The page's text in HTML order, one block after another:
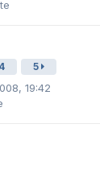
4 5
19:42